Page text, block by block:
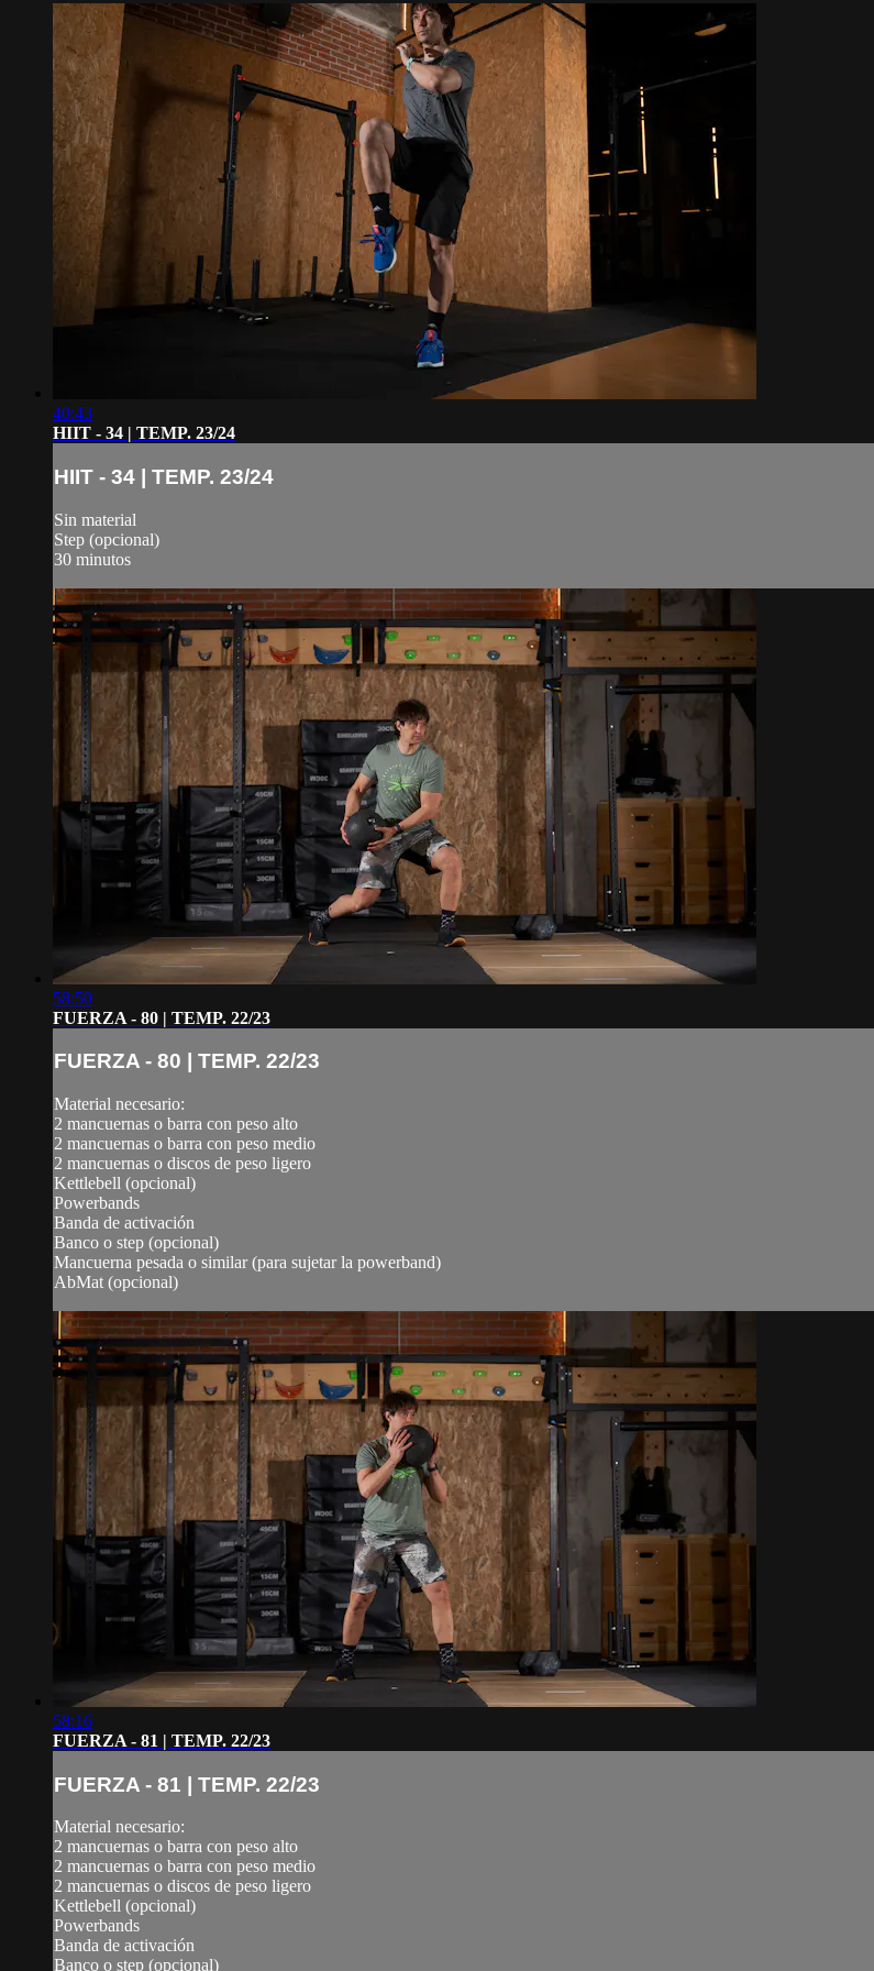
40:43
HIIT - 34 | TEMP. 23/24
HIIT - 34 | TEMP. 23/24
Sin material
Step (opcional)
30 minutos
58:50
FUERZA - 80 | TEMP. 22/23
FUERZA - 80 | TEMP. 22/23
Material necesario:
2 mancuernas o barra con peso alto
2 mancuernas o barra con peso medio
2 mancuernas o discos de peso ligero
Kettlebell (opcional)
Powerbands
Banda de activación
Banco o step (opcional)
Mancuerna pesada o similar (para sujetar la powerband)
AbMat (opcional)
58:16
FUERZA - 81 | TEMP. 22/23
FUERZA - 81 | TEMP. 22/23
Material necesario:
2 mancuernas o barra con peso alto
2 mancuernas o barra con peso medio
2 mancuernas o discos de peso ligero
Kettlebell (opcional)
Powerbands
Banda de activación
Banco o step (opcional)